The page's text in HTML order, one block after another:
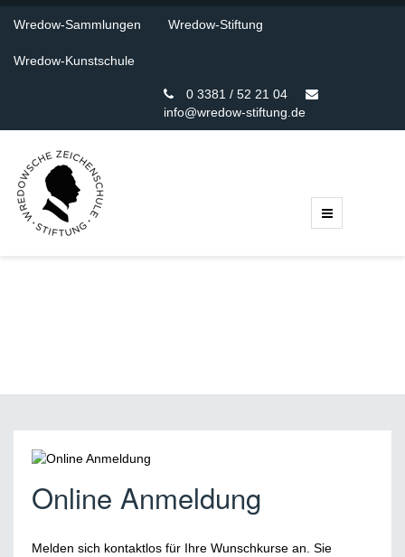
Wredow-Sammlungen Wredow-Stiftung
Wredow-Kunstschule
0 3381 / 52 21 04
info@wredow-stiftung.de
Online Anmeldung
Melden sich kontaktlos für Ihre Wunschkurse an. Sie